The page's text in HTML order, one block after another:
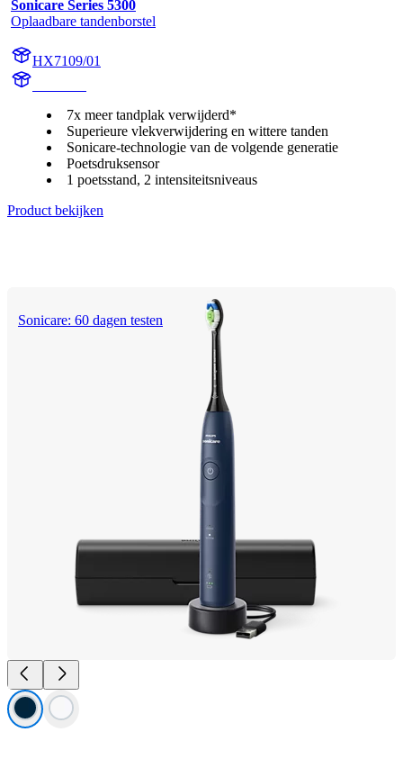
Sonicare Series 5300
Oplaadbare tandenborstel
HX7109/01
7x meer tandplak verwijderd*
Superieure vlekverwijdering en wittere tanden
Sonicare-technologie van de volgende generatie
Poetsdruksensor
1 poetsstand, 2 intensiteitsniveaus
Product bekijken
Sonicare: 60 dagen testen